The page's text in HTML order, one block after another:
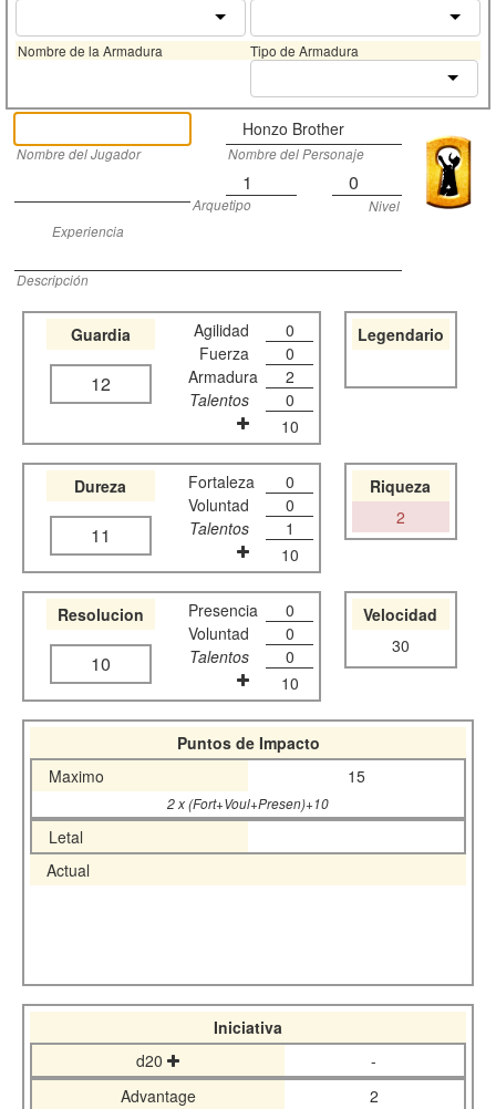
Nombre de la Armadura Tipo de Armadura
Honzo Brother
Nombre del Jugador Nombre del Personaje
1 0
Arquetipo
Nivel
Experiencia
Descripción
Guardia
12
Agilidad
0
Fuerza
0
Armadura
2
Talentos
0
10
Legendario
Dureza
11
Fortaleza
0
Voluntad
0
Talentos
1
10
Riqueza
2
Resolucion
10
Presencia
0
Voluntad
0
Talentos
0
10
Velocidad
30
Puntos de Impacto
Maximo
15
2 x (Fort+Voul+Presen)+10
Letal
Actual
Iniciativa
d20
-
Advantage
2